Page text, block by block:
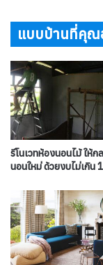
แบบบ้านที่คุณ
รีโนเวทห้องนอนไม้ ให้ก
นอนใหม่ ด้วยงบไม่เกิน